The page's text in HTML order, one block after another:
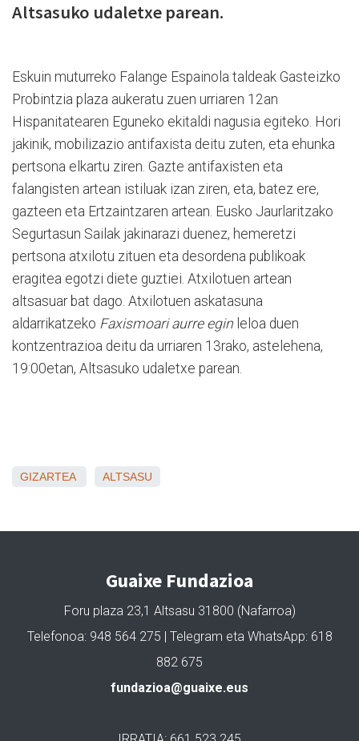
Altsasuko udaletxe parean.
Eskuin muturreko Falange Espainola taldeak Gasteizko
Probintzia plaza aukeratu zuen urriaren 12an
Hispanitatearen Eguneko ekitaldi nagusia egiteko. Hori
jakinik, mobilizazio antifaxista deitu zuten, eta ehunka
pertsona elkartu ziren. Gazte antifaxisten eta
falangisten artean istiluak izan ziren, eta, batez ere,
gazteen eta Ertzaintzaren artean. Eusko Jaurlaritzako
Segurtasun Sailak jakinarazi duenez, hemeretzi
pertsona atxilotu zituen eta desordena publikoak
eragitea egotzi diete guztiei. Atxilotuen artean
altsasuar bat dago. Atxilotuen askatasuna
aldarrikatzeko Faxismoari aurre egin leloa duen
kontzentrazioa deitu da urriaren 13rako, astelehena,
19:00etan, Altsasuko udaletxe parean.
GIZARTEA ALTSASU
Guaixe Fundazioa
Foru plaza 23,1 Altsasu 31800 (Nafarroa)
Telefonoa: 948 564 275 | Telegram eta WhatsApp: 618
882 675
fundazioa@guaixe.eus